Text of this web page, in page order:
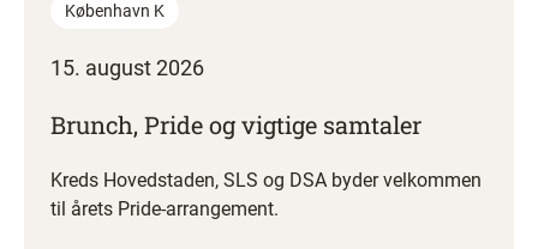
København K
15. august 2026
Brunch, Pride og vigtige samtaler
Kreds Hovedstaden, SLS og DSA byder velkommen
til årets Pride-arrangement.